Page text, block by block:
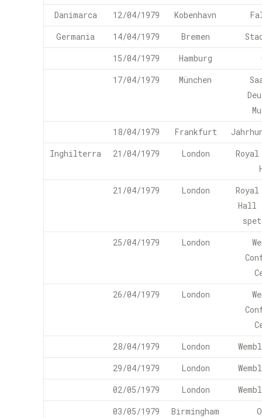
Danimarca
12/04/1979 Kobenhavn
Germania
14/04/1979 Bremen
15/04/1979
Hamburg
17/04/1979
München
18/04/1979
Frankfurt
Inghilterra
21/04/1979 London
21/04/1979
London
Hall
25/04/1979
London
26/04/1979
London
28/04/1979
London
29/04/1979
London
02/05/1979
London
03/05/1979
Birmingham